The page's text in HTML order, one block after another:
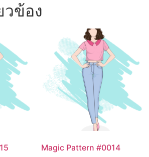
วข้อง
Magic Pattern #0014